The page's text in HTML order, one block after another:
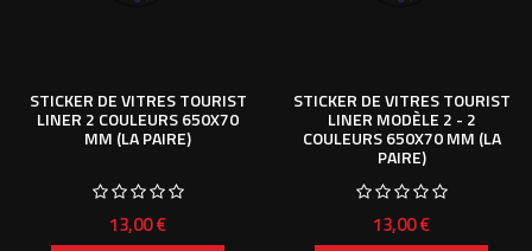
STICKER DE VITRES TOURIST
LINER 2 COULEURS 650X70
MM (LA PAIRE)
Prix
13,00 €
STICKER DE VITRES TOURIST
LINER MODÈLE 2 - 2
COULEURS 650X70 MM (LA
PAIRE)
Prix
13,00 €